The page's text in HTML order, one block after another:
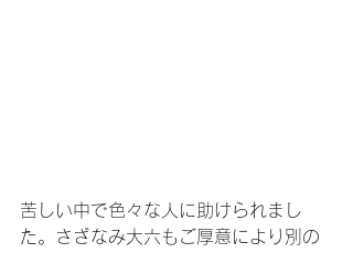
苦しい中で色々な人に助けられまし
た。さざなみ大六もご厚意により別の